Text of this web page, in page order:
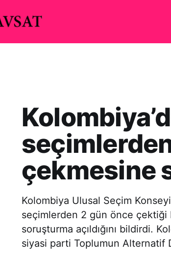
çekmesine
Kolombiya Ulusal Seçim Konseyi,
seçimlerden 2 gün önce çektiği
soruşturma açıldığını bildirdi.
siyasi parti Toplumun Alternatif